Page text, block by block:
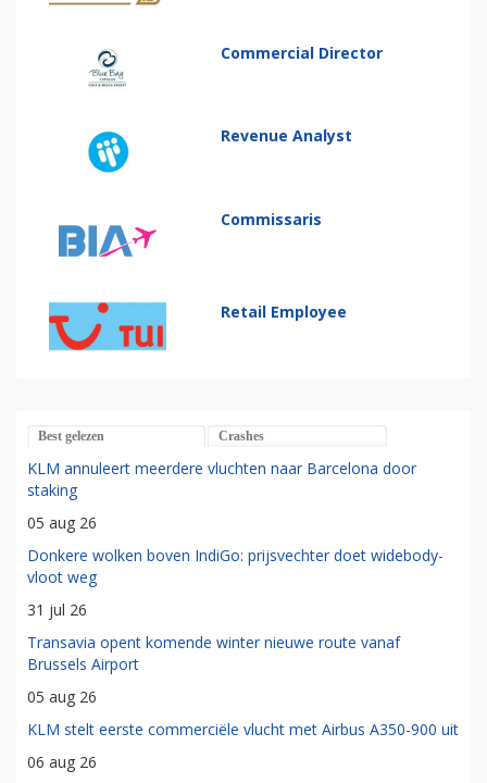
Commercial Director
Revenue Analyst
Commissaris
Retail Employee
Best gelezen Crashes
KLM annuleert meerdere vluchten naar Barcelona door
staking
05 aug 26
Donkere wolken boven IndiGo: prijsvechter doet widebody-
vloot weg
31 jul 26
Transavia opent komende winter nieuwe route vanaf
Brussels Airport
05 aug 26
KLM stelt eerste commerciële vlucht met Airbus A350-900 uit
06 aug 26